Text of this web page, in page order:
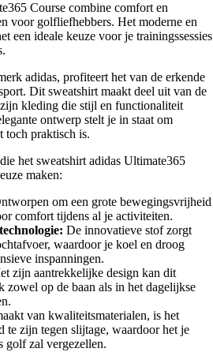
Course combine comfort en
voor golfliefhebbers. Het moderne en
een ideale keuze voor je trainingssessies
adidas, profiteert het van de erkende
Dit sweatshirt maakt deel uit van de
kleding die stijl en functionaliteit
ontwerp stelt je in staat om
toch praktisch is.
het sweatshirt adidas Ultimate365
maken:
om een grote bewegingsvrijheid
comfort tijdens al je activiteiten.
De innovatieve stof zorgt
waardoor je koel en droog
inspanningen.
zijn aantrekkelijke design kan dit
zowel op de baan als in het dagelijkse
van kwaliteitsmaterialen, is het
te zijn tegen slijtage, waardoor het je
golf zal vergezellen.